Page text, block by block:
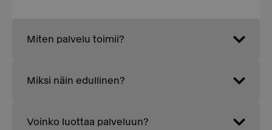
Miten palvelu toimii?
Miksi näin edullinen?
Voinko luottaa palveluun?